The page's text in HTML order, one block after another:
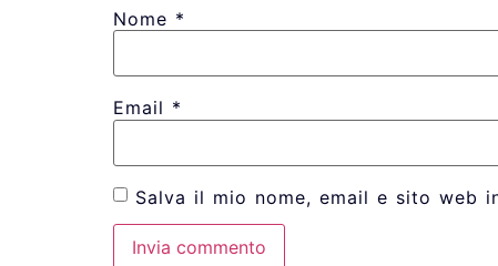
Nome *
Email *
Salva il mio nome, email e sito web